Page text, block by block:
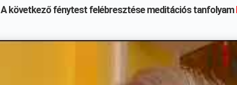
A következő fénytest felébresztése meditációs tanfolyam